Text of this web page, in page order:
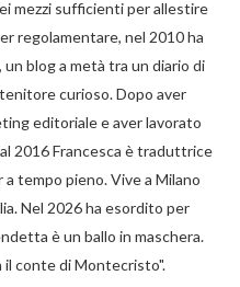
mezzi sufficienti per allestire
regolamentare, nel 2010 ha
blog a metà tra un diario di
curioso. Dopo aver
editoriale e aver lavorato
2016 Francesca è traduttrice
tempo pieno. Vive a Milano
Nel 2026 ha esordito per
è un ballo in maschera.
il conte di Montecristo".